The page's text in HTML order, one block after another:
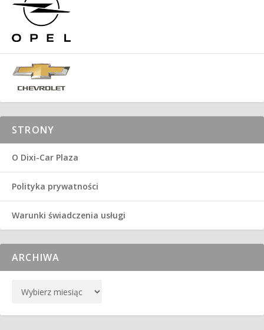
STRONY
O Dixi-Car Plaza
Polityka prywatności
Warunki świadczenia usługi
ARCHIWA